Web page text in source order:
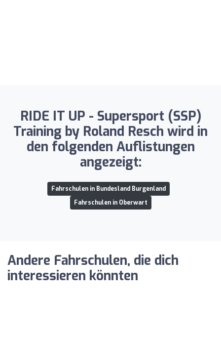
RIDE IT UP - Supersport (SSP)
Training by Roland Resch wird in
den folgenden Auflistungen
angezeigt:
Fahrschulen in Bundesland Burgenland
Fahrschulen in Oberwart
Andere Fahrschulen, die dich
interessieren könnten